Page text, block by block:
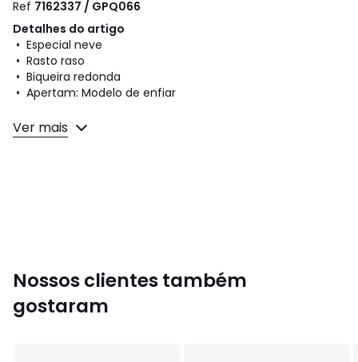
Ref 7162337 / GPQ066
Detalhes do artigo
• Especial neve
• Rasto raso
• Biqueira redonda
• Apertam: Modelo de enfiar
Composição e cuidados
• Exterior: 70% poliéster, 30% pvc (cloreto de polivinilo)
27/30, 31/34, 35/38
Ver mais
Nossos clientes também
gostaram